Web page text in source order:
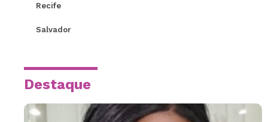
Recife
Salvador
Destaque